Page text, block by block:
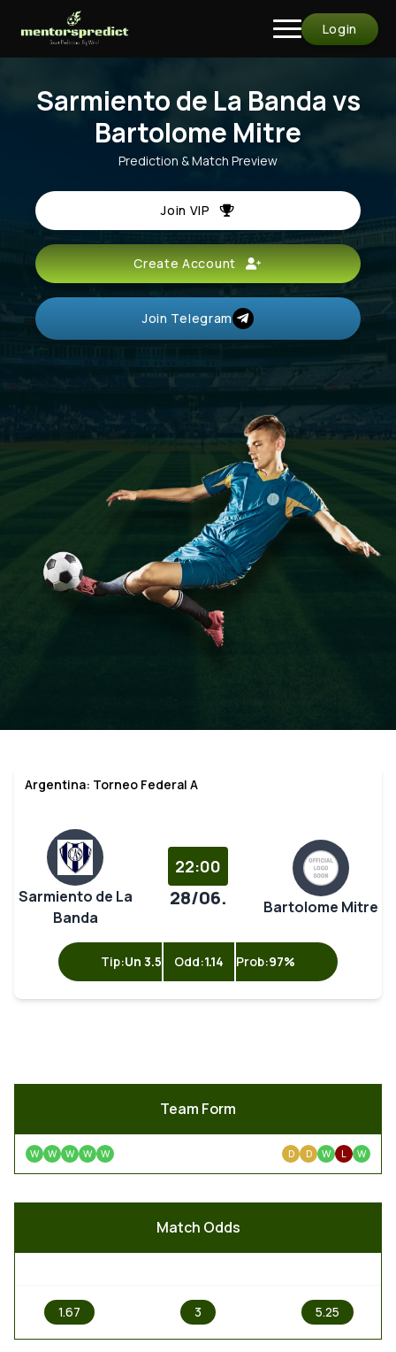
Login
Sarmiento de La Banda vs
Bartolome Mitre
Prediction & Match Preview
Join VIP
Create Account
Join Telegram
Argentina: Torneo Federal A
Sarmiento de La
Banda
22:00
28/06. Bartolome Mitre
Tip:Un 3.5 Odd:1.14 Prob:97%
Team Form
W W W W W D D W L W
Match Odds
1.67 3 5.25